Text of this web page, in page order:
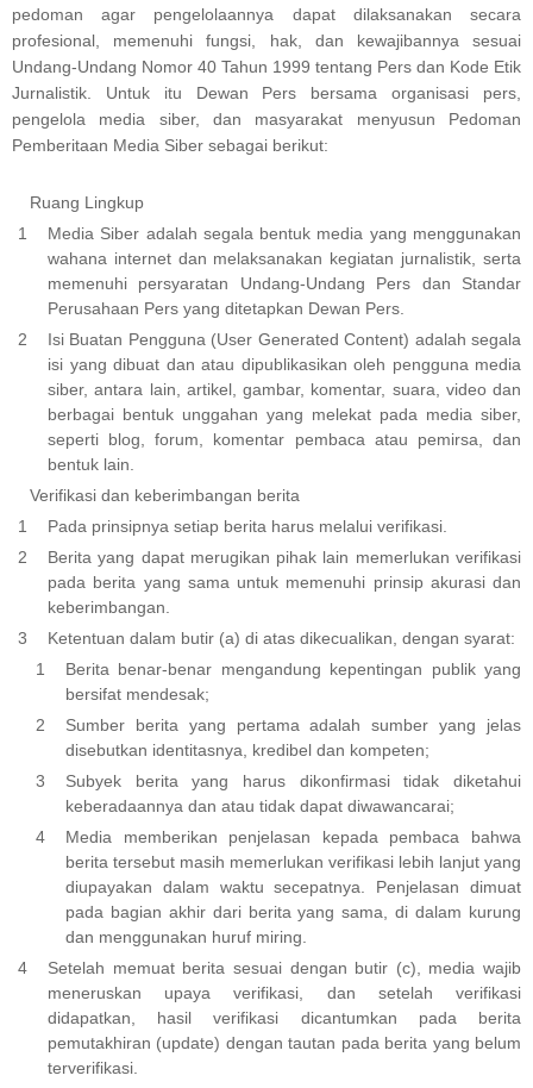
pedoman agar pengelolaannya dapat dilaksanakan secara
profesional, memenuhi fungsi, hak, dan kewajibannya sesuai
Undang-Undang Nomor 40 Tahun 1999 tentang Pers dan Kode Etik
Jurnalistik. Untuk itu Dewan Pers bersama organisasi pers,
pengelola media siber, dan masyarakat menyusun Pedoman
Pemberitaan Media Siber sebagai berikut:
Ruang Lingkup
Media Siber adalah segala bentuk media yang menggunakan
wahana internet dan melaksanakan kegiatan jurnalistik, serta
memenuhi persyaratan Undang-Undang Pers dan Standar
Perusahaan Pers yang ditetapkan Dewan Pers.
Isi Buatan Pengguna (User Generated Content) adalah segala
isi yang dibuat dan atau dipublikasikan oleh pengguna media
siber, antara lain, artikel, gambar, komentar, suara, video dan
berbagai bentuk unggahan yang melekat pada media siber,
seperti blog, forum, komentar pembaca atau pemirsa, dan
bentuk lain.
Verifikasi dan keberimbangan berita
Pada prinsipnya setiap berita harus melalui verifikasi.
Berita yang dapat merugikan pihak lain memerlukan verifikasi
pada berita yang sama untuk memenuhi prinsip akurasi dan
keberimbangan.
Ketentuan dalam butir (a) di atas dikecualikan, dengan syarat:
Berita benar-benar mengandung kepentingan publik yang
bersifat mendesak;
Sumber berita yang pertama adalah sumber yang jelas
disebutkan identitasnya, kredibel dan kompeten;
Subyek berita yang harus dikonfirmasi tidak diketahui
keberadaannya dan atau tidak dapat diwawancarai;
Media memberikan penjelasan kepada pembaca bahwa
berita tersebut masih memerlukan verifikasi lebih lanjut yang
diupayakan dalam waktu secepatnya. Penjelasan dimuat
pada bagian akhir dari berita yang sama, di dalam kurung
dan menggunakan huruf miring.
Setelah memuat berita sesuai dengan butir (c), media wajib
meneruskan upaya verifikasi, dan setelah verifikasi
didapatkan, hasil verifikasi dicantumkan pada berita
pemutakhiran (update) dengan tautan pada berita yang belum
terverifikasi.